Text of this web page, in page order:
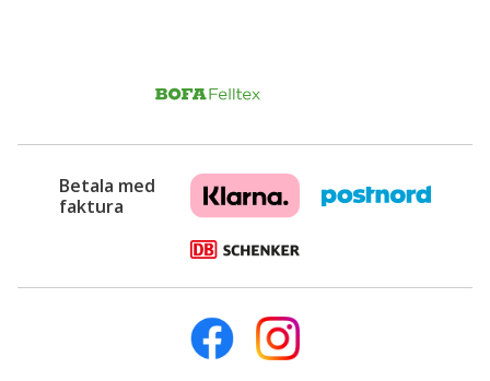
Betala med
faktura